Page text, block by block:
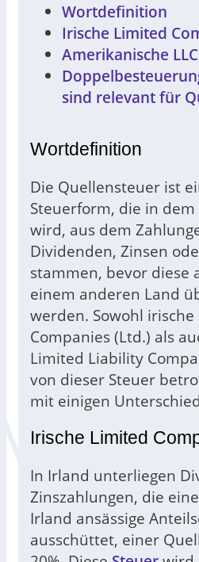
Wortdefinition
Irische Limited
Amerikanische
sind relevant für
Wortdefinition
Die Quellensteuer ist
Steuerform, die in
wird, aus dem
Dividenden, Zinsen
stammen, bevor diese
einem anderen Land
werden. Sowohl
Companies (Ltd.) als
Limited Liability
von dieser Steuer
mit einigen
Irische Limited
In Irland unterliegen
Zinszahlungen, die
Irland ansässige
ausschüttet, einer